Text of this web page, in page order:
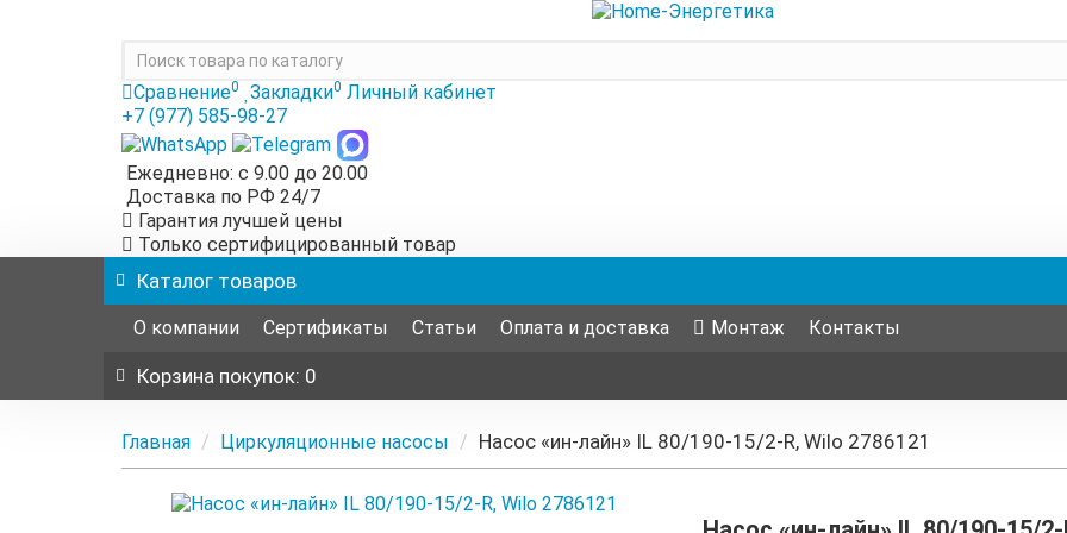
Сравнение0 Закладки0 Личный кабинет
+7 (977) 585-98-27
Ежедневно: с 9.00 до 20.00
Доставка по РФ 24/7
Гарантия лучшей цены
Только сертифицированный товар
Каталог товаров
О компании Сертификаты Статьи Оплата и доставка Монтаж Контакты
Корзина покупок: 0
Главная Циркуляционные насосы Насос «ин-лайн» IL 80/190-15/2-R, Wilo 2786121